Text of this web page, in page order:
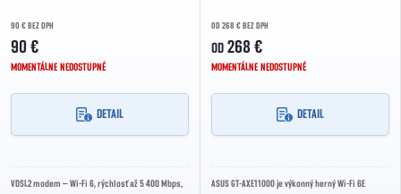
90 € BEZ DPH
90 €
MOMENTÁLNE NEDOSTUPNÉ
DETAIL
VDSL2 modem – Wi-Fi 6, rýchlosť až 5 400 Mbps,
OD 268 € BEZ DPH
OD 268 €
MOMENTÁLNE NEDOSTUPNÉ
DETAIL
ASUS GT-AXE11000 je výkonný herný Wi-Fi 6E